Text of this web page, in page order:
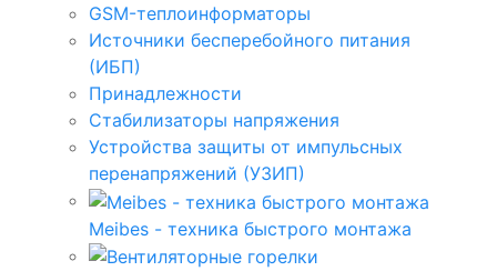
GSM-теплоинформаторы
Источники бесперебойного питания
(ИБП)
Принадлежности
Стабилизаторы напряжения
Устройства защиты от импульсных
перенапряжений (УЗИП)
Meibes - техника быстрого монтажа